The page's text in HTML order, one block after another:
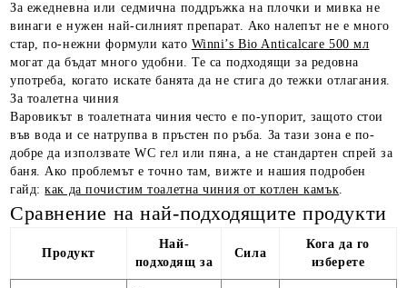
За ежедневна или седмична поддръжка на плочки и мивка не
винаги е нужен най-силният препарат. Ако налепът не е много
стар, по-нежни формули като Winni’s Bio Anticalcare 500 мл
могат да бъдат много удобни. Те са подходящи за редовна
употреба, когато искате банята да не стига до тежки отлагания.
За тоалетна чиния
Варовикът в тоалетната чиния често е по-упорит, защото стои
във вода и се натрупва в пръстен по ръба. За тази зона е по-
добре да използвате WC гел или пяна, а не стандартен спрей за
баня. Ако проблемът е точно там, вижте и нашия подробен
гайд:как да почистим тоалетна чиния от котлен камък.
Сравнение на най-подходящите продукти
Продукт
Най-
подходящ за
Сила
Кога да го
изберете